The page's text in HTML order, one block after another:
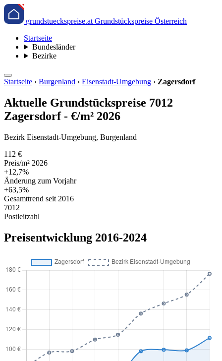
grundstueckspreise.at Grundstückspreise Österreich
Startseite
Bundesländer
Bezirke
Startseite › Burgenland › Eisenstadt-Umgebung › Zagersdorf
Aktuelle Grundstückspreise 7012
Zagersdorf - €/m² 2026
Bezirk Eisenstadt-Umgebung, Burgenland
112 €
Preis/m² 2026
+12,7%
Änderung zum Vorjahr
+63,5%
Gesamttrend seit 2016
7012
Postleitzahl
Preisentwicklung 2016-2024